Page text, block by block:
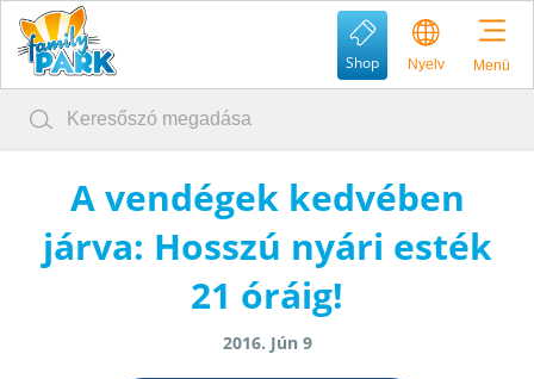
Shop Nyelv Menü
A vendégek kedvében
járva: Hosszú nyári esték
21 óráig!
2016. Jún 9